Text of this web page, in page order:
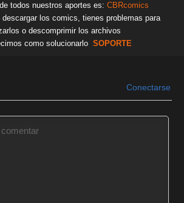
todos nuestros aportes es: CBRcomics
los comics, tienes problemas para
o descomprimir los archivos
como solucionarlo SOPORTE
Conectarse